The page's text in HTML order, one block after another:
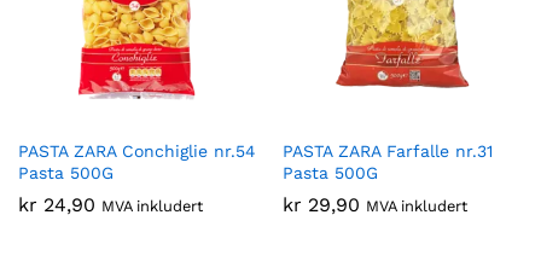
PASTA ZARA Conchiglie nr.54
Pasta 500G
kr 24,90 MVA inkludert
PASTA ZARA Farfalle nr.31
Pasta 500G
kr 29,90 MVA inkludert